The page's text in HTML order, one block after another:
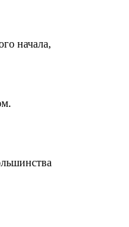
начала,